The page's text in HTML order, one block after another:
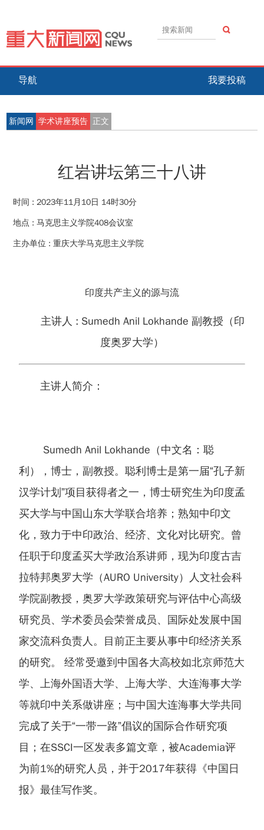
导航 我要投稿
新闻网 学术讲座预告 正文
红岩讲坛第三十八讲
时间 : 2023年11月10日 14时30分
地点 : 马克思主义学院408会议室
主办单位 : 重庆大学马克思主义学院
印度共产主义的源与流
主讲人 : Sumedh Anil Lokhande 副教授（印
度奥罗大学）
主讲人简介：
Sumedh Anil Lokhande（中文名：聪
利），博士，副教授。聪利博士是第一届“孔子新
汉学计划”项目获得者之一，博士研究生为印度孟
买大学与中国山东大学联合培养；熟知中印文
化，致力于中印政治、经济、文化对比研究。曾
任职于印度孟买大学政治系讲师，现为印度古吉
拉特邦奥罗大学（AURO University）人文社会科
学院副教授，奥罗大学政策研究与评估中心高级
研究员、学术委员会荣誉成员、国际处发展中国
家交流科负责人。目前正主要从事中印经济关系
的研究。 经常受邀到中国各大高校如北京师范大
学、上海外国语大学、上海大学、大连海事大学
等就印中关系做讲座；与中国大连海事大学共同
完成了关于“一带一路”倡议的国际合作研究项
目；在SSCI一区发表多篇文章，被Academia评
为前1%的研究人员，并于2017年获得《中国日
报》最佳写作奖。